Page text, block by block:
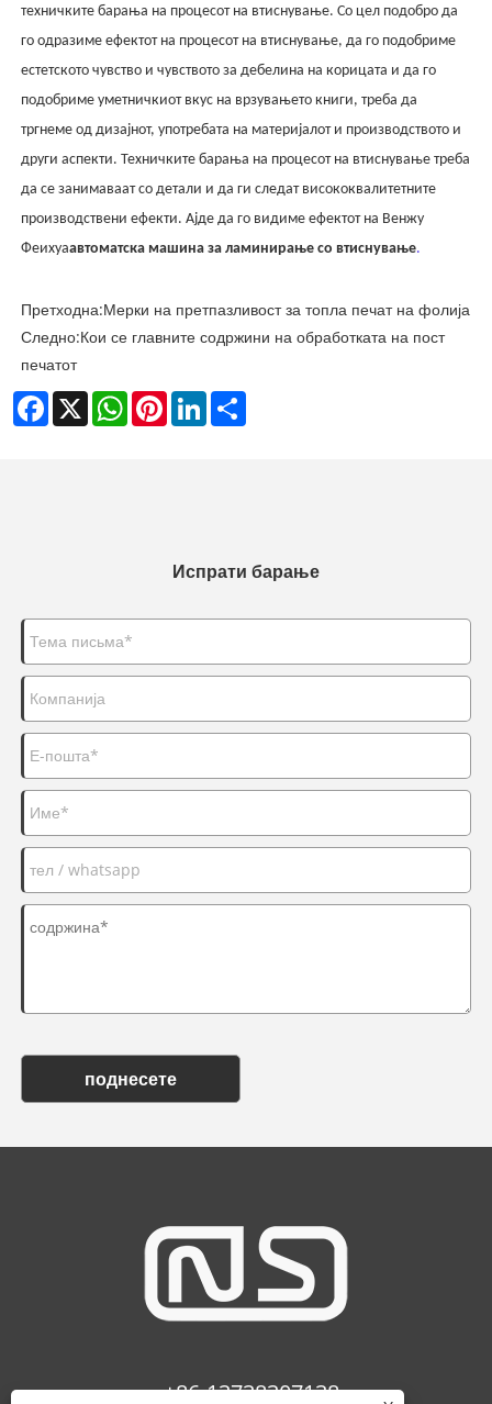
техничките барања на процесот на втиснување. Со цел подобро да
го одразиме ефектот на процесот на втиснување, да го подобриме
естетското чувство и чувството за дебелина на корицата и да го
подобриме уметничкиот вкус на врзувањето книги, треба да
тргнеме од дизајнот, употребата на материјалот и производството и
други аспекти. Техничките барања на процесот на втиснување треба
да се занимаваат со детали и да ги следат висококвалитетните
производствени ефекти. Ајде да го видиме ефектот на Венжу
Феихуаавтоматска машина за ламинирање со втиснување.
Претходна:Мерки на претпазливост за топла печат на фолија
Следно:Кои се главните содржини на обработката на пост
печатот
Facebook
X WhatsAppPinterestLinkedIn
Испрати барање
поднесете
+86-13738307138